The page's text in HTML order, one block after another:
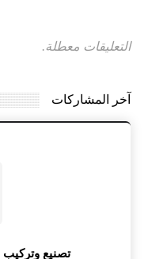
التعليقات معطلة.
آخر المشاركات
تصنيع